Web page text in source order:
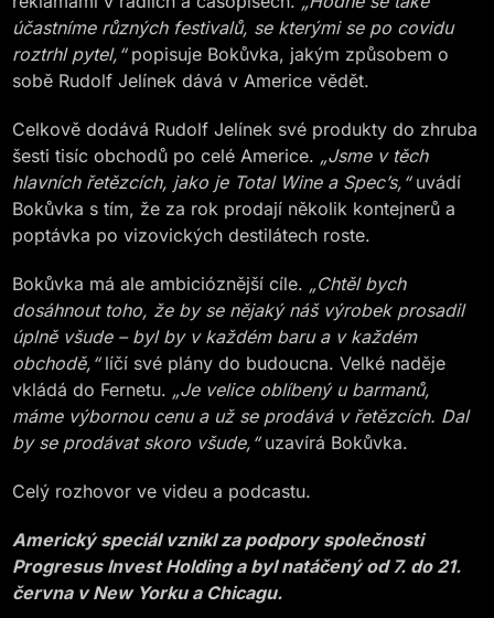
účastníme různých festivalů, se kterými se po covidu
roztrhl pytel,“popisuje Bokůvka, jakým způsobem o
sobě Rudolf Jelínek dává v Americe vědět.
Celkově dodává Rudolf Jelínek své produkty do zhruba
šesti tisíc obchodů po celé Americe. „Jsme v těch
hlavních řetězcích, jako je Total Wine a Spec’s,“uvádí
Bokůvka s tím, že za rok prodají několik kontejnerů a
poptávka po vizovických destilátech roste.
Bokůvka má ale ambicióznější cíle. „Chtěl bych
dosáhnout toho, že by se nějaký náš výrobek prosadil
úplně všude – byl by v každém baru a v každém
obchodě,“líčí své plány do budoucna. Velké naděje
vkládá do Fernetu. „Je velice oblíbený u barmanů,
máme výbornou cenu a už se prodává v řetězcích. Dal
by se prodávat skoro všude,“uzavírá Bokůvka.
Celý rozhovor ve videu a podcastu.
Americký speciál vznikl za podpory společnosti
Progresus Invest Holding a byl natáčený od 7. do 21.
června v New Yorku a Chicagu.